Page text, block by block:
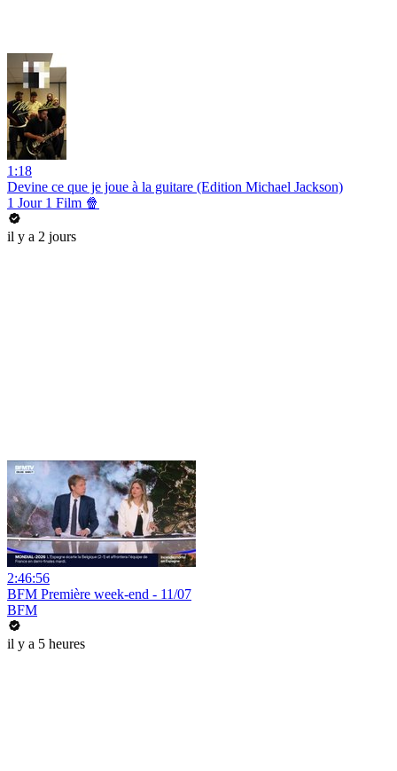
1:18
Devine ce que je joue à la guitare (Edition Michael Jackson)
1 Jour 1 Film 🍿
il y a 2 jours
2:46:56
BFM Première week-end - 11/07
BFM
il y a 5 heures